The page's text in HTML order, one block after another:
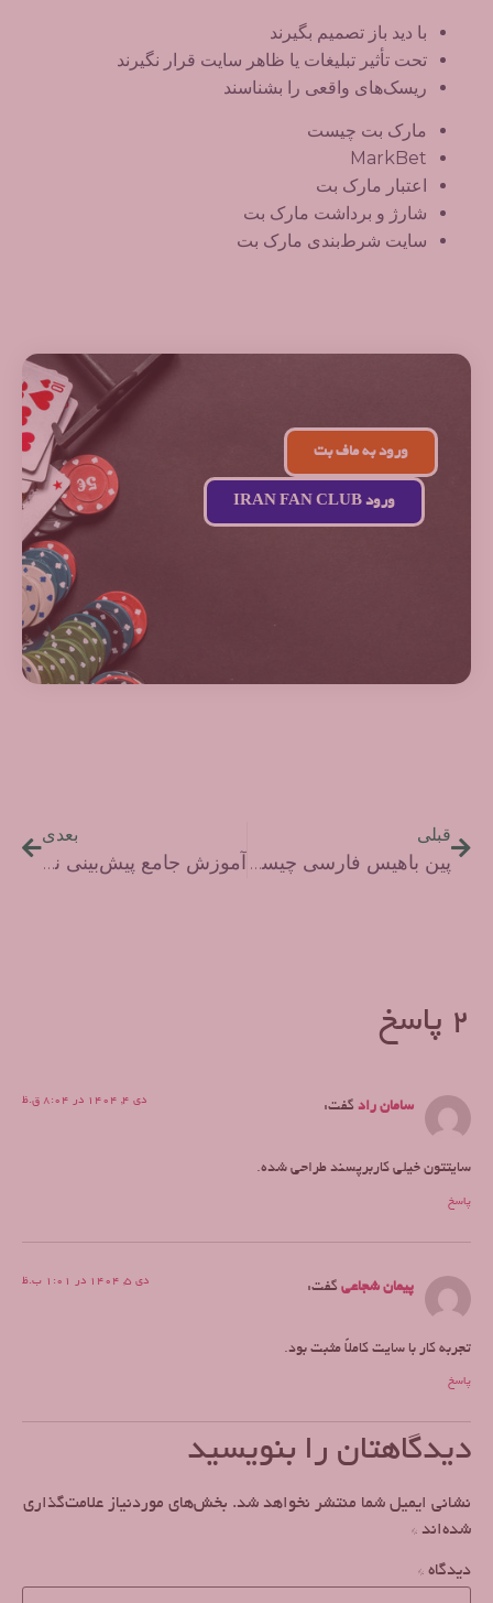
با دید باز تصمیم بگیرند
تحت تأثیر تبلیغات یا ظاهر سایت قرار نگیرند
ریسک‌های واقعی را بشناسند
مارک بت چیست
MarkBet
اعتبار مارک بت
شارژ و برداشت مارک بت
سایت شرط‌بندی مارک بت
ورود به ماف بت
ورود IRAN FAN CLUB
قبلی
پین باهیس فارسی چیست؟
بعدی
آموزش جامع پیش‌بینی نتایج ورزشی با یادگیری عمیق (Deep Learning)
2 پاسخ
سامان راد گفت: دی 4, 1404 در 8:04 ق.ظ
سایتتون خیلی کاربرپسند طراحی شده.
پاسخ
پیمان شجاعی گفت: دی 5, 1404 در 1:01 ب.ظ
تجربه کار با سایت کاملاً مثبت بود.
پاسخ
دیدگاهتان را بنویسید
نشانی ایمیل شما منتشر نخواهد شد. بخش‌های موردنیاز علامت‌گذاری
شده‌اند *
دیدگاه *